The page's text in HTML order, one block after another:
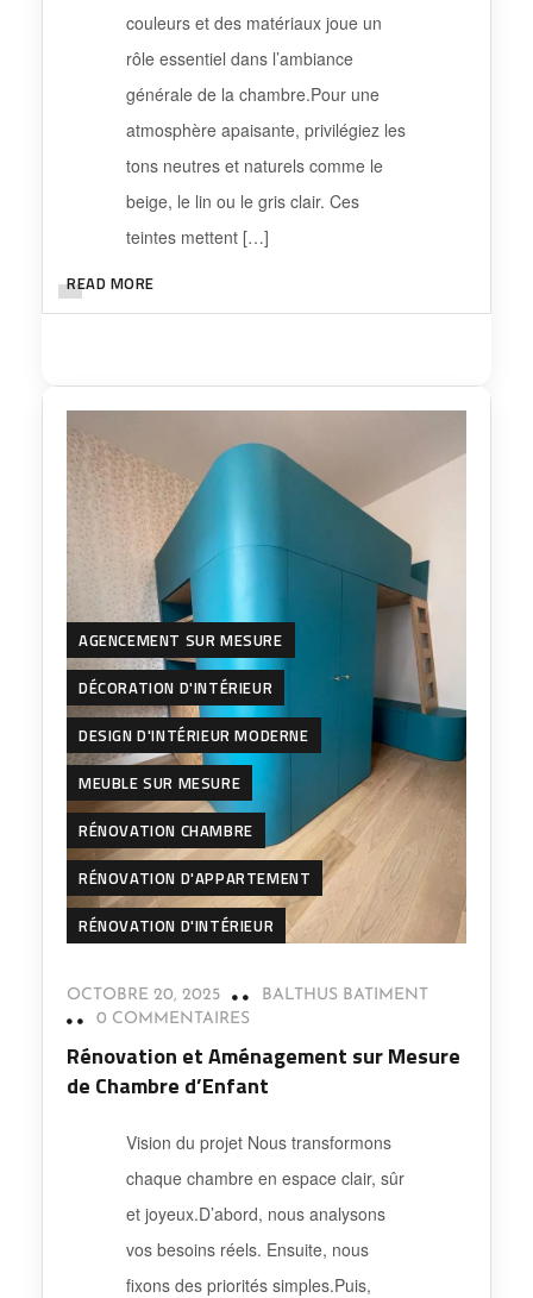
couleurs et des matériaux joue un
rôle essentiel dans l’ambiance
générale de la chambre.Pour une
atmosphère apaisante, privilégiez les
tons neutres et naturels comme le
beige, le lin ou le gris clair. Ces
teintes mettent […]
READ MORE
AGENCEMENT SUR MESURE
DÉCORATION D'INTÉRIEUR
DESIGN D'INTÉRIEUR MODERNE
MEUBLE SUR MESURE
RÉNOVATION CHAMBRE
RÉNOVATION D'APPARTEMENT
RÉNOVATION D'INTÉRIEUR
OCTOBRE 20, 2025
BALTHUS BATIMENT
0 COMMENTAIRES
Rénovation et Aménagement sur Mesure
de Chambre d’Enfant
Vision du projet Nous transformons
chaque chambre en espace clair, sûr
et joyeux.D’abord, nous analysons
vos besoins réels. Ensuite, nous
fixons des priorités simples.Puis,